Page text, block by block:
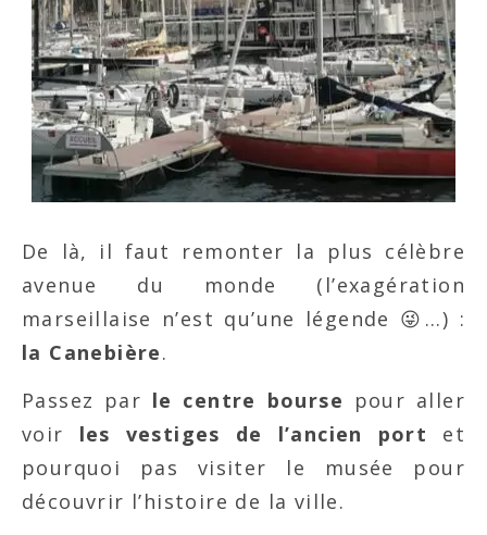
De là, il faut remonter la plus célèbre
avenue du monde (l’exagération
marseillaise n’est qu’une légende 😜…) :
la Canebière.
Passez par le centre bourse pour aller
voir les vestiges de l’ancien port et
pourquoi pas visiter le musée pour
découvrir l’histoire de la ville.